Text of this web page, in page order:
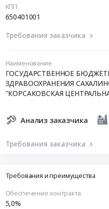
КПП
650401001
Требования заказчика
Наименование
ГОСУДАРСТВЕННОЕ
ЗДРАВООХРАНЕНИЯ
"КОРСАКОВСКАЯ
Анализ заказчика
Требования заказчика
Требования и преимущества
Обеспечение контракта
5,0%